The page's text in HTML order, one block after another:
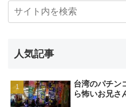
人気記事
台湾のパチン
ら怖いお兄さ